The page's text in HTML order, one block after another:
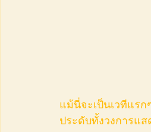
แม้นี่จะเป็นเวทีแร
ประดับทั้งวงการแ